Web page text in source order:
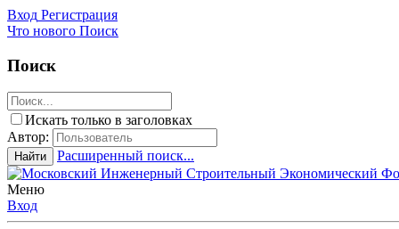
Вход Регистрация
Что нового Поиск
Поиск
Искать только в заголовках
Автор:
Найти Расширенный поиск...
Меню
Вход